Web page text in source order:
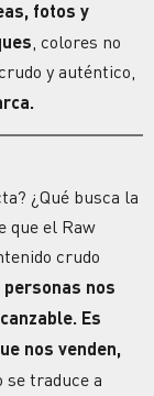
fotos y
, colores no
y auténtico,
.
¿Qué busca la
que el Raw
crudo
personas nos
Es
nos venden,
se traduce a